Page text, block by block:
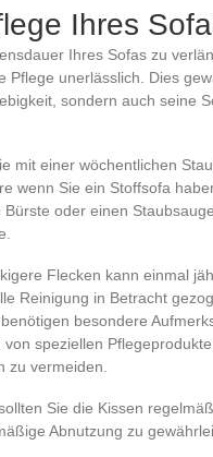
Ihres
Ihres Sofas zu
Pflege unerlässlich. Dies
sondern auch seine
mit einer wöchentlichen
wenn Sie ein Stoffsofa
Bürste oder einen
Flecken kann einmal
Reinigung in Betracht
besondere
von speziellen
zu vermeiden.
Sie die Kissen
Abnutzung zu